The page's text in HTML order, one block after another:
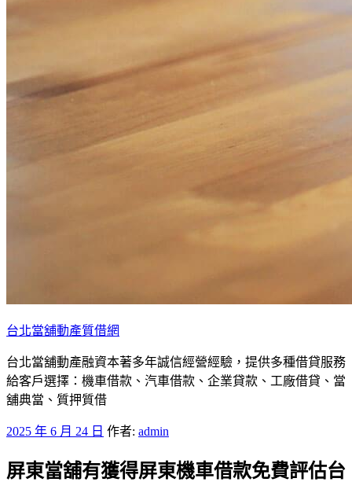
台北當舖動產質借網
台北當舖動產融資本著多年誠信經營經驗，提供多種借貸服務
給客戶選擇：機車借款、汽車借款、企業貸款、工廠借貸、當
舖典當、質押質借
發
於
2025 年 6 月 24 日 作者: admin
屏東當舖有獲得屏東機車借款免費評估台